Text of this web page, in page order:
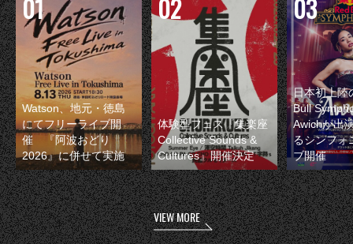
Watson、地元・徳島
にてフリーライブ開
催 『阿波おどり
2026』に併せて実施
体験型フェス『集楽座
Collective Sounds &
Cultures』開催決定
日本初上陸
Bull
Awichが出
るシンフォ
ブ開催
VIEW MORE